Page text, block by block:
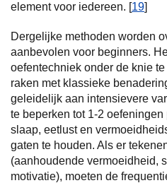
element voor iedereen. [19]
Dergelijke methoden worden
aanbevolen voor beginners.
oefentechniek onder de knie
raken met klassieke
geleidelijk aan intensievere
te beperken tot 1-2
slaap, eetlust en
gaten te houden. Als er
(aanhoudende vermoeidheid,
motivatie), moeten de